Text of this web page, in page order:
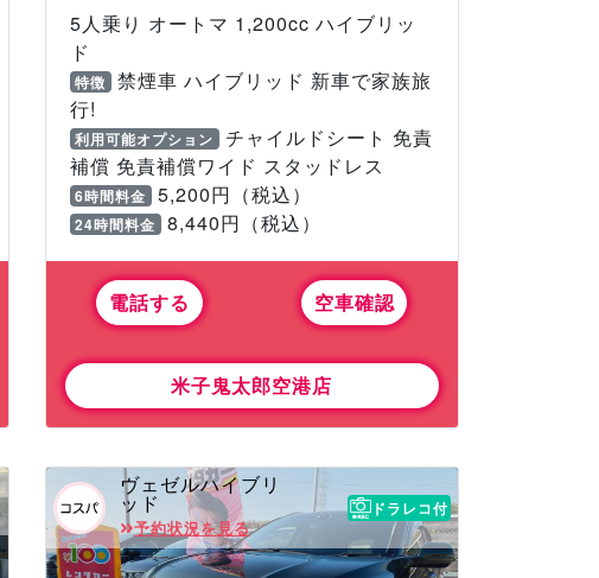
5人乗り オートマ 1,200cc ハイブリッ
ド
特徴
禁煙車 ハイブリッド 新車で家族旅
行!
利用可能オプション
チャイルドシート 免責
補償 免責補償ワイド スタッドレス
6時間料金 5,200円（税込）
24時間料金 8,440円（税込）
電話する 空車確認
米子鬼太郎空港店
ヴェゼルハイブリ
ッド
予約状況を見る
ドラレコ付